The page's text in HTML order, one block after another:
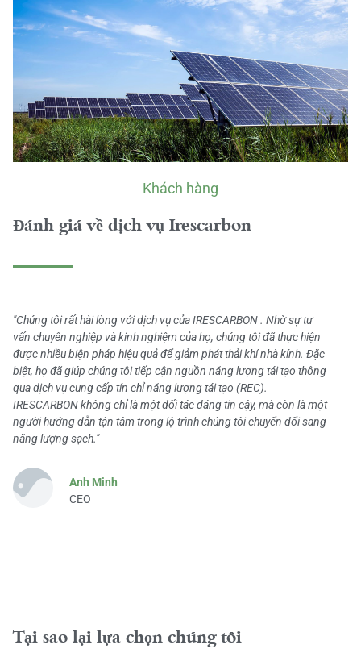
Khách hàng
Đánh giá về dịch vụ Irescarbon
"Chúng tôi rất hài lòng với dịch vụ của IRESCARBON . Nhờ sự tư
vấn chuyên nghiệp và kinh nghiệm của họ, chúng tôi đã thực hiện
được nhiều biện pháp hiệu quả để giảm phát thải khí nhà kính. Đặc
biệt, họ đã giúp chúng tôi tiếp cận nguồn năng lượng tái tạo thông
qua dịch vụ cung cấp tín chỉ năng lượng tái tạo (REC).
IRESCARBON không chỉ là một đối tác đáng tin cậy, mà còn là một
người hướng dẫn tận tâm trong lộ trình chúng tôi chuyển đổi sang
năng lượng sạch."
Anh Minh
CEO
Tại sao lại lựa chọn chúng tôi